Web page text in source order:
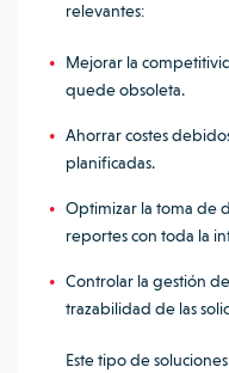
relevantes:
Mejorar la
quede obsoleta.
Ahorrar costes
planificadas.
Optimizar la toma de
reportes con toda la
Controlar la gestión
trazabilidad de las
Este tipo de